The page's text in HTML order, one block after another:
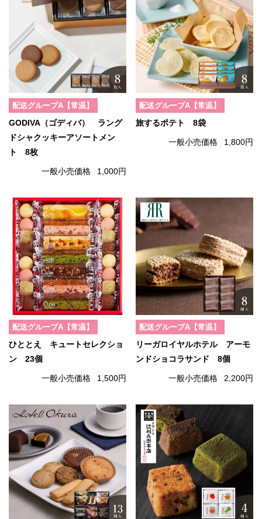
配送グループA【常温】
GODIVA（ゴディバ） ラング
ドシャクッキーアソートメン
ト 8枚
一般小売価格 1,000円
配送グループA【常温】
旅するポテト 8袋
一般小売価格 1,800円
配送グループA【常温】
ひととえ キュートセレクショ
ン 23個
一般小売価格 1,500円
配送グループA【常温】
リーガロイヤルホテル アーモ
ンドショコラサンド 8個
一般小売価格 2,200円